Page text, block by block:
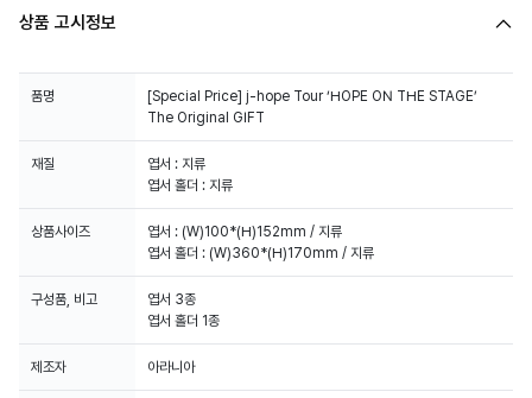
상품 고시정보
품명
[Special Price] j-hope Tour ‘HOPE ON THE STAGE’
The Original GIFT
재질
엽서 : 지류
엽서 홀더 : 지류
상품사이즈
엽서 : (W)100*(H)152mm / 지류
엽서 홀더 : (W)360*(H)170mm / 지류
구성품, 비고
엽서 3종
엽서 홀더 1종
제조자 아라니아